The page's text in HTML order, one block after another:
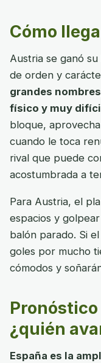
Cómo
Austria se ganó
de orden y
grandes
físico y muy
bloque,
cuando le toca
rival que puede
acostumbrada a
Para Austria, el
espacios y
balón parado. Si
goles por mucho
cómodos y
¿quién
España es la